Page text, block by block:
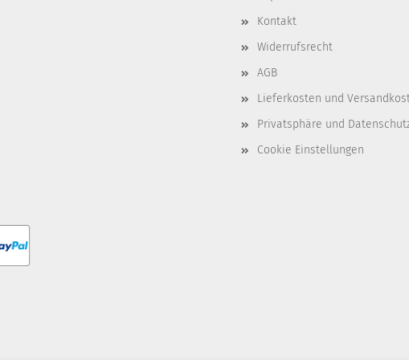
Kontakt
Widerrufsrecht
AGB
Lieferkosten und
Privatsphäre und
Cookie Einstellungen